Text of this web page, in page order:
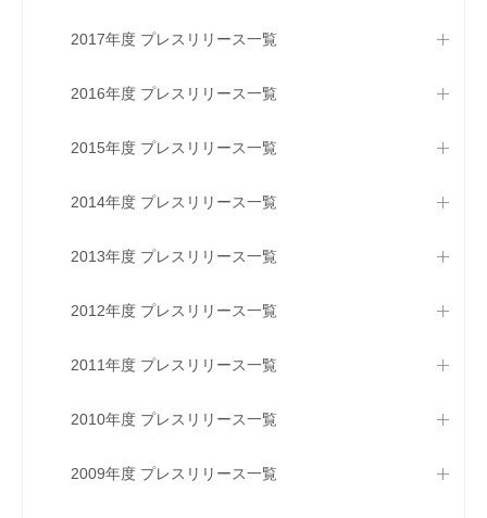
2017年度 プレスリリース一覧
2016年度 プレスリリース一覧
2015年度 プレスリリース一覧
2014年度 プレスリリース一覧
2013年度 プレスリリース一覧
2012年度 プレスリリース一覧
2011年度 プレスリリース一覧
2010年度 プレスリリース一覧
2009年度 プレスリリース一覧